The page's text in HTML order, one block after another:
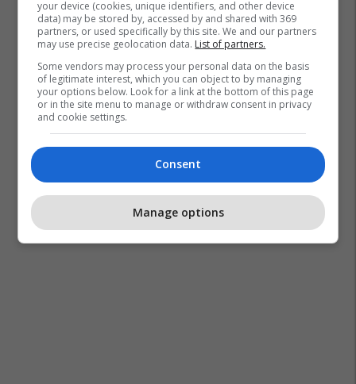
your device (cookies, unique identifiers, and other device
data) may be stored by, accessed by and shared with 369
partners, or used specifically by this site. We and our partners
may use precise geolocation data. List of partners.
Some vendors may process your personal data on the basis
of legitimate interest, which you can object to by managing
your options below. Look for a link at the bottom of this page
or in the site menu to manage or withdraw consent in privacy
and cookie settings.
Consent
Manage options